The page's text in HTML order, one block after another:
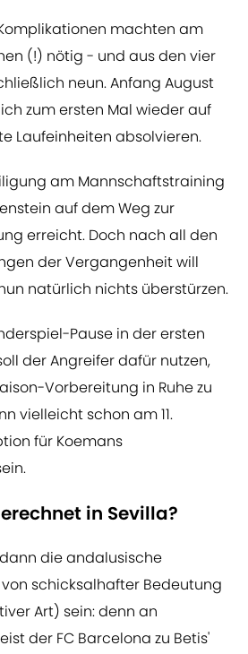
machten am
(!) nötig - und aus den vier
neun. Anfang August
zum ersten Mal wieder auf
Laufeinheiten absolvieren.
am Mannschaftstraining
auf dem Weg zur
erreicht. Doch nach all den
der Vergangenheit will
natürlich nichts überstürzen.
Pause in der ersten
der Angreifer dafür nutzen,
Vorbereitung in Ruhe zu
vielleicht schon am 11.
für Koemans
in Sevilla?
die andalusische
schicksalhafter Bedeutung
Art) sein: denn an
der FC Barcelona zu Betis'